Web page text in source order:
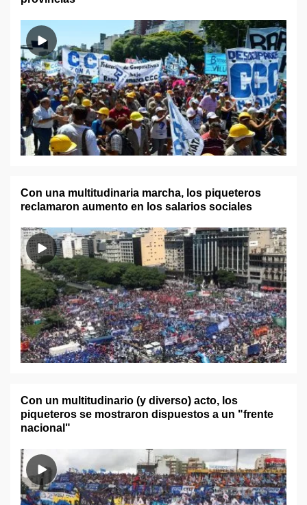
Con una multitudinaria marcha, los piqueteros
reclamaron aumento en los salarios sociales
Con un multitudinario (y diverso) acto, los
piqueteros se mostraron dispuestos a un "frente
nacional"